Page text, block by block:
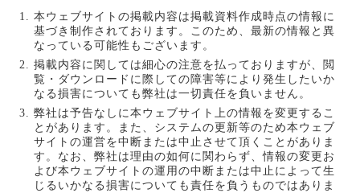
本ウェブサイトの掲載内容は掲載資料作成時点の情報に
基づき制作されております。このため、最新の情報と異
なっている可能性もございます。
掲載内容に関しては細心の注意を払っておりますが、閲
覧・ダウンロードに際しての障害等により発生したいか
なる損害についても弊社は一切責任を負いません。
弊社は予告なしに本ウェブサイト上の情報を変更するこ
とがあります。また、システムの更新等のため本ウェブ
サイトの運営を中断または中止させて頂くことがありま
す。なお、弊社は理由の如何に関わらず、情報の変更お
よび本ウェブサイトの運用の中断または中止によって生
じるいかなる損害についても責任を負うものではありま